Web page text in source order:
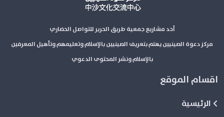
أحد مشاريع جمعية طريق الحرير للتواصل الحضاري
مركز دعوة الصينيين يهتم بتعريف الصينيين بالإسلام وتعليمهم وتأهيل المعرفين
بالإسلام ونشر المحتوى الدعوي
اقسام الموقع
الرئيسية